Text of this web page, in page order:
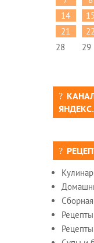
14
15
21
22
28
29